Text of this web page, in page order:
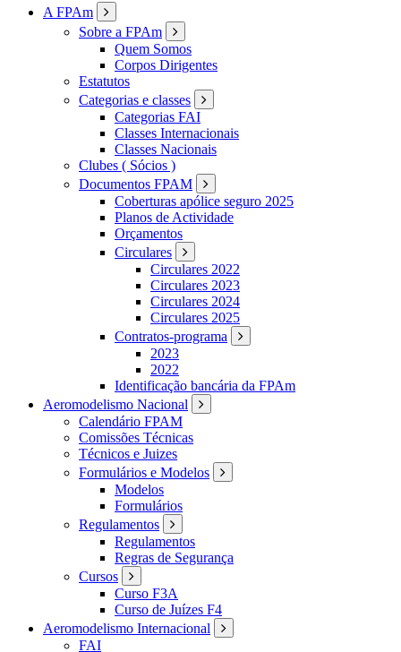
FPAMA FPAm
Sobre a FPAm
Quem Somos
Corpos Dirigentes
Estatutos
Categorias e classes
Categorias FAI
Classes Internacionais
Classes Nacionais
Clubes ( Sócios )
Documentos FPAM
Coberturas apólice seguro 2025
Planos de Actividade
Orçamentos
Circulares
Circulares 2022
Circulares 2023
Circulares 2024
Circulares 2025
Contratos-programa
2023
2022
Identificação bancária da FPAm
Aeromodelismo Nacional
Calendário FPAM
Comissões Técnicas
Técnicos e Juizes
Formulários e Modelos
Modelos
Formulários
Regulamentos
Regulamentos
Regras de Segurança
Cursos
Curso F3A
Curso de Juízes F4
Aeromodelismo Internacional
FAI